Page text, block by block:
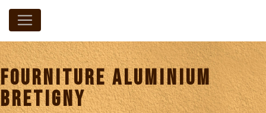
fourniture aluminium
Bretigny
Panneau de gestion des cookies